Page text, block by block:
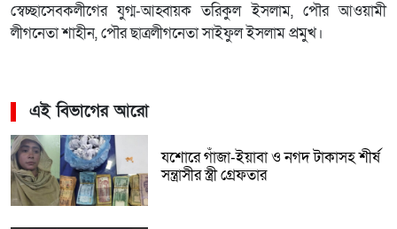
স্বেচ্ছাসেবকলীগের যুগ্ম-আহ্বায়ক তরিকুল ইসলাম, পৌর আওয়ামী
লীগনেতা শাহীন, পৌর ছাত্রলীগনেতা সাইফুল ইসলাম প্রমুখ।
এই বিভাগের আরো
যশোরে গাঁজা-ইয়াবা ও নগদ টাকাসহ শীর্ষ
সন্ত্রাসীর স্ত্রী গ্রেফতার